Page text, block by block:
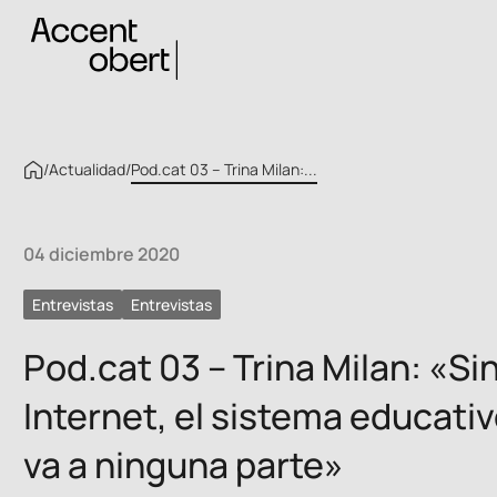
/Actualidad/Pod.cat 03 – Trina Milan:...
04 diciembre 2020
Entrevistas Entrevistas
Pod.cat 03 – Trina Milan:
Internet, el sistema
va a ninguna parte»